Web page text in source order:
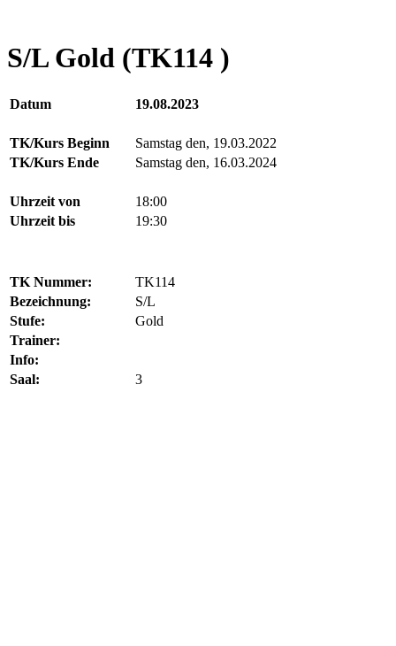
S/L Gold (TK114 )
Datum 19.08.2023
TK/Kurs Beginn
Samstag den, 19.03.2022
TK/Kurs Ende
Samstag den, 16.03.2024
Uhrzeit von
18:00
Uhrzeit bis
19:30
TK Nummer:
TK114
Bezeichnung:
S/L
Stufe:
Gold
Trainer:
Info:
Saal:
3